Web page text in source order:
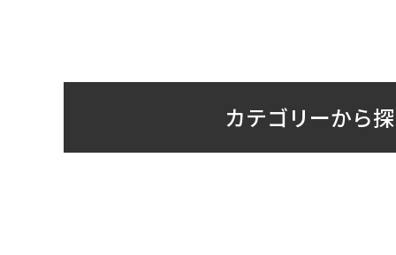
カテゴリーから